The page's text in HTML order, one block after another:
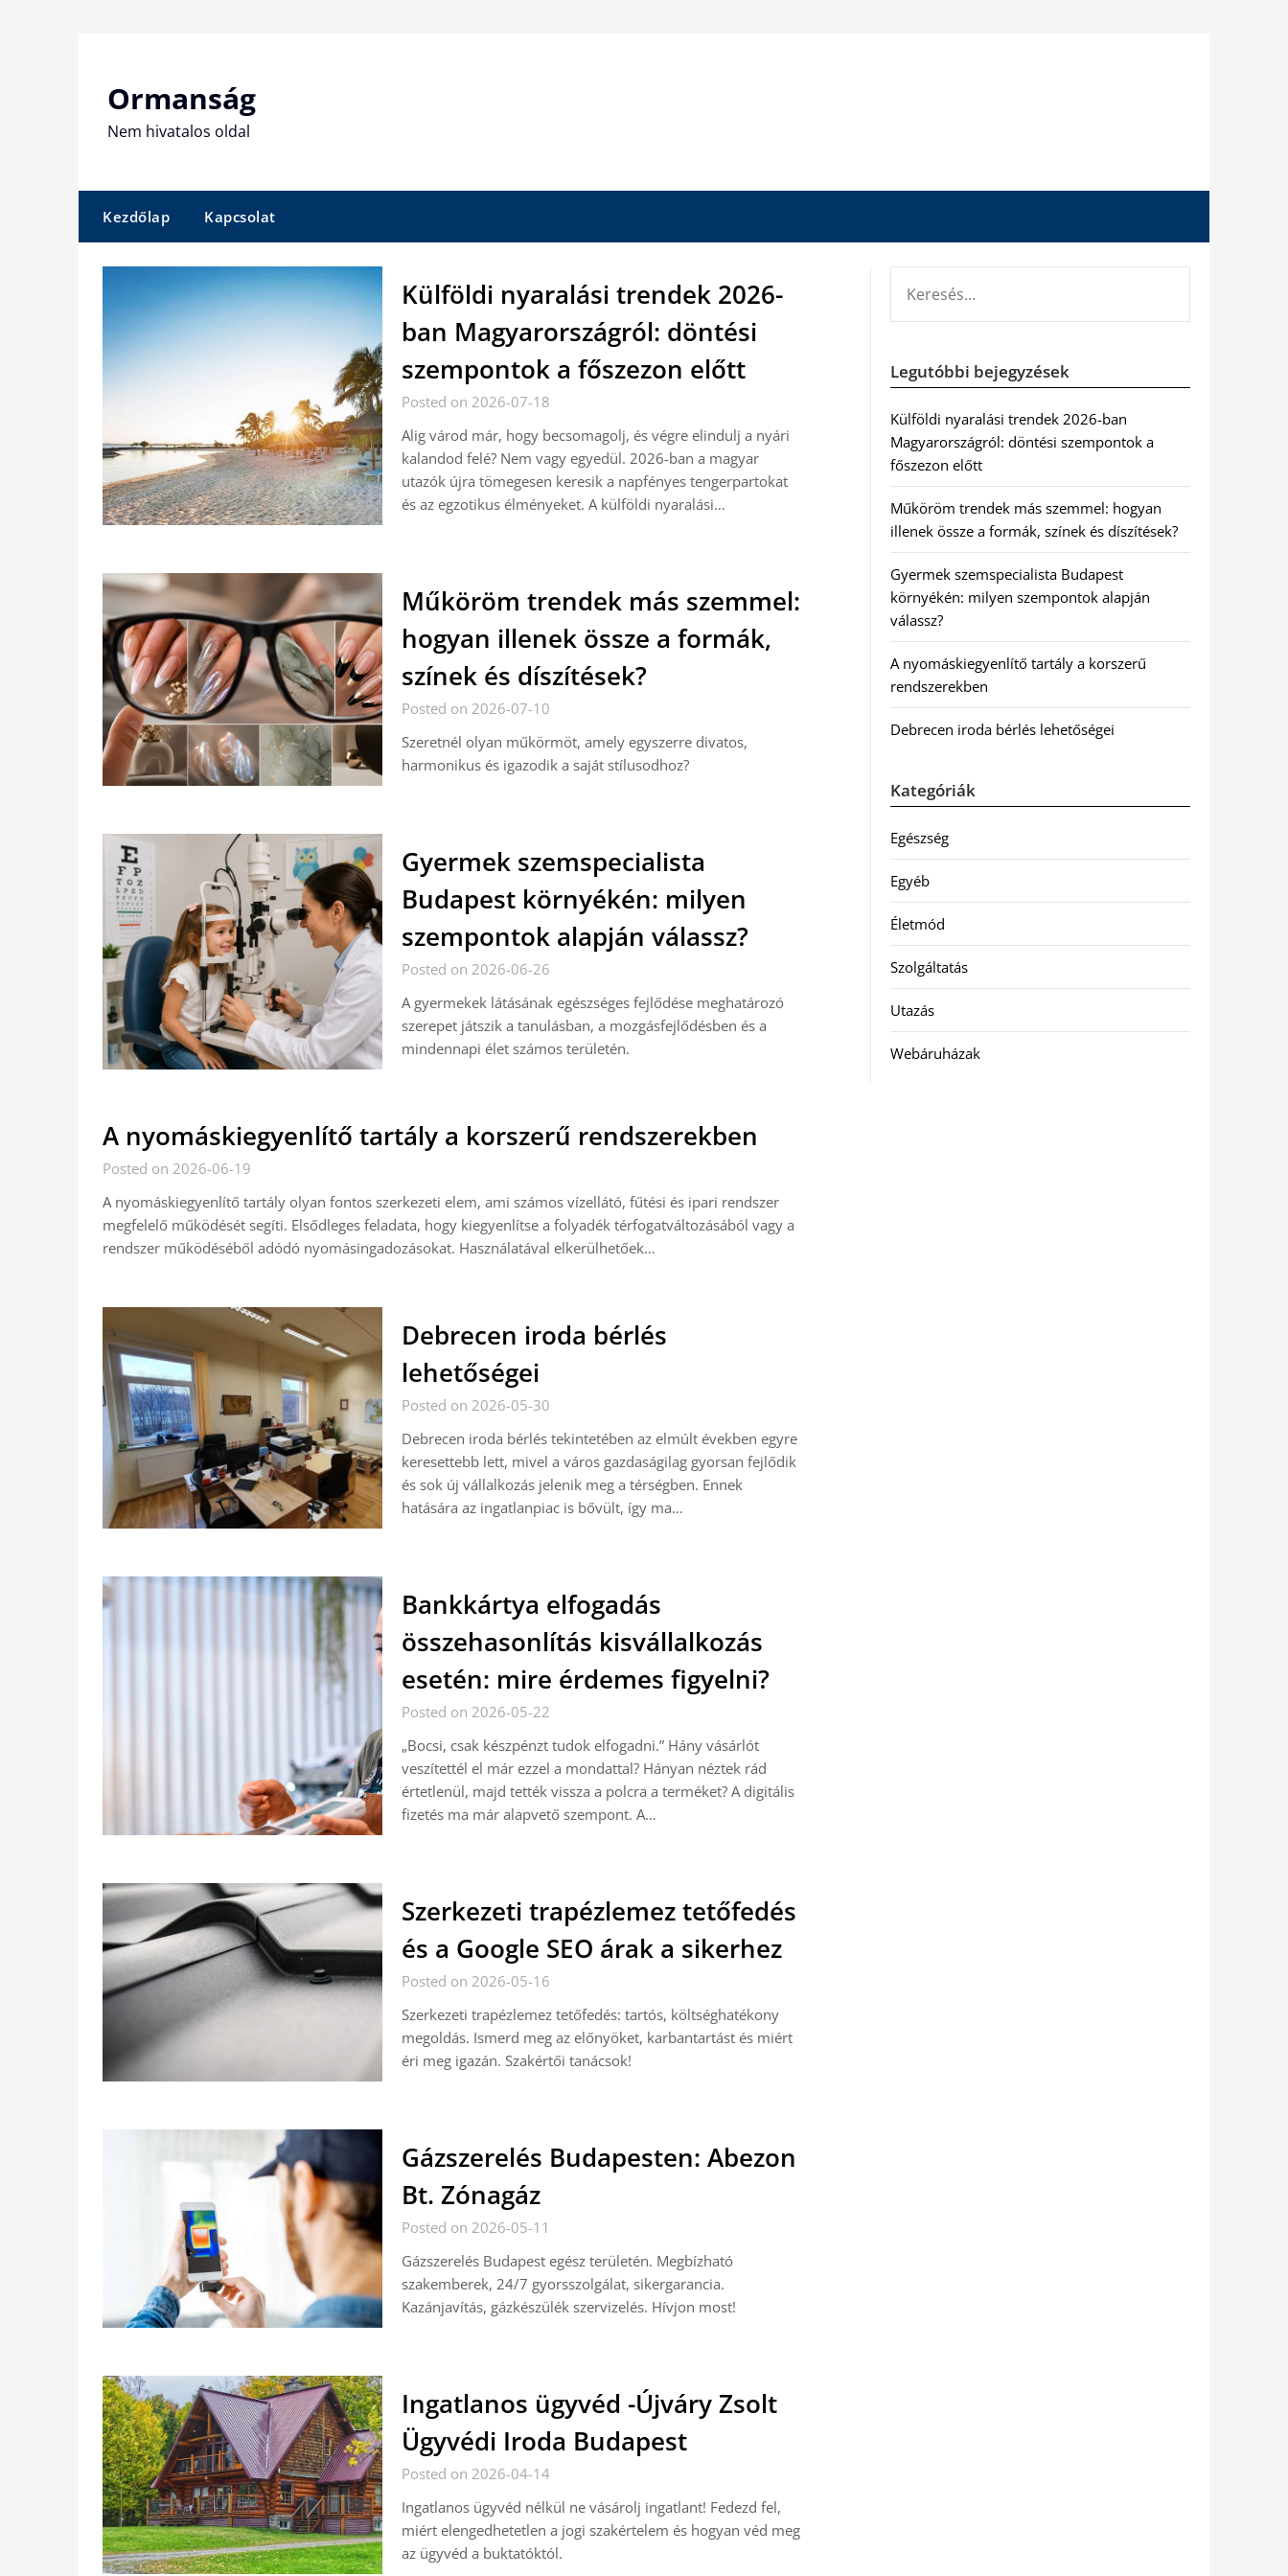
Ormanság
Nem hivatalos oldal
Kezdőlap Kapcsolat
Külföldi nyaralási trendek 2026-
ban Magyarországról: döntési
szempontok a főszezon előtt
Posted on 2026-07-18
Alig várod már, hogy becsomagolj, és végre elindulj a nyári
kalandod felé? Nem vagy egyedül. 2026-ban a magyar
utazók újra tömegesen keresik a napfényes tengerpartokat
és az egzotikus élményeket. A külföldi nyaralási…
Műköröm trendek más szemmel:
hogyan illenek össze a formák,
színek és díszítések?
Posted on 2026-07-10
Szeretnél olyan műkörmöt, amely egyszerre divatos,
harmonikus és igazodik a saját stílusodhoz?
Gyermek szemspecialista
Budapest környékén: milyen
szempontok alapján válassz?
Posted on 2026-06-26
A gyermekek látásának egészséges fejlődése meghatározó
szerepet játszik a tanulásban, a mozgásfejlődésben és a
mindennapi élet számos területén.
A nyomáskiegyenlítő tartály a korszerű rendszerekben
Posted on 2026-06-19
A nyomáskiegyenlítő tartály olyan fontos szerkezeti elem, ami számos vízellátó, fűtési és ipari rendszer
megfelelő működését segíti. Elsődleges feladata, hogy kiegyenlítse a folyadék térfogatváltozásából vagy a
rendszer működéséből adódó nyomásingadozásokat. Használatával elkerülhetőek…
Debrecen iroda bérlés
lehetőségei
Posted on 2026-05-30
Debrecen iroda bérlés tekintetében az elmúlt években egyre
keresettebb lett, mivel a város gazdaságilag gyorsan fejlődik
és sok új vállalkozás jelenik meg a térségben. Ennek
hatására az ingatlanpiac is bővült, így ma…
Bankkártya elfogadás
összehasonlítás kisvállalkozás
esetén: mire érdemes figyelni?
Posted on 2026-05-22
„Bocsi, csak készpénzt tudok elfogadni.” Hány vásárlót
veszítettél el már ezzel a mondattal? Hányan néztek rád
értetlenül, majd tették vissza a polcra a terméket? A digitális
fizetés ma már alapvető szempont. A…
Szerkezeti trapézlemez tetőfedés
és a Google SEO árak a sikerhez
Posted on 2026-05-16
Szerkezeti trapézlemez tetőfedés: tartós, költséghatékony
megoldás. Ismerd meg az előnyöket, karbantartást és miért
éri meg igazán. Szakértői tanácsok!
Gázszerelés Budapesten: Abezon
Bt. Zónagáz
Posted on 2026-05-11
Gázszerelés Budapest egész területén. Megbízható
szakemberek, 24/7 gyorsszolgálat, sikergarancia.
Kazánjavítás, gázkészülék szervizelés. Hívjon most!
Ingatlanos ügyvéd -Újváry Zsolt
Ügyvédi Iroda Budapest
Posted on 2026-04-14
Ingatlanos ügyvéd nélkül ne vásárolj ingatlant! Fedezd fel,
miért elengedhetetlen a jogi szakértelem és hogyan véd meg
az ügyvéd a buktatóktól.
Legutóbbi bejegyzések
Külföldi nyaralási trendek 2026-ban
Magyarországról: döntési szempontok a
főszezon előtt
Műköröm trendek más szemmel: hogyan
illenek össze a formák, színek és díszítések?
Gyermek szemspecialista Budapest
környékén: milyen szempontok alapján
válassz?
A nyomáskiegyenlítő tartály a korszerű
rendszerekben
Debrecen iroda bérlés lehetőségei
Kategóriák
Egészség
Egyéb
Életmód
Szolgáltatás
Utazás
Webáruházak